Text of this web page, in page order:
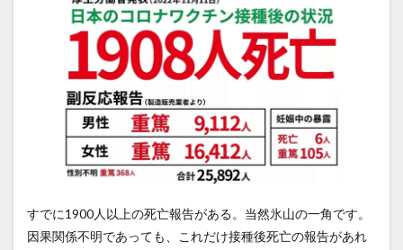
すでに1900人以上の死亡報告がある。当然氷山の一角です。
因果関係不明であっても、これだけ接種後死亡の報告があれ